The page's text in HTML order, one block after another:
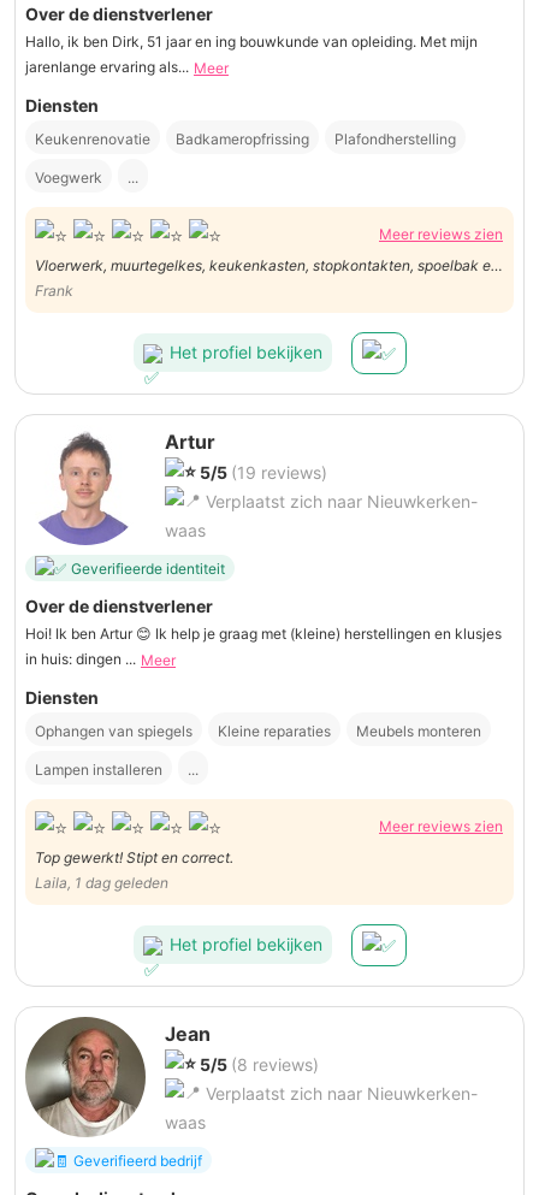
Over de dienstverlener
Hallo, ik ben Dirk, 51 jaar en ing bouwkunde van opleiding. Met mijn
jarenlange ervaring als... Meer
Diensten
Keukenrenovatie Badkameropfrissing Plafondherstelling
Voegwerk ...
Meer reviews zien
Vloerwerk, muurtegelkes, keukenkasten, stopkontakten, spoelbak en
dampkap, water toe- en afvoer en nog wat andere klusjes, geen enkel
probleem voor Dirk. Een complete stielman met oog voor detail en
afwerking. Topwerk geleverd. Zeer tevreden.
Frank
Het profiel bekijken
Artur
5/5 (19 reviews)
Verplaatst zich naar Nieuwkerken-
waas
Geverifieerde identiteit
Over de dienstverlener
Hoi! Ik ben Artur 😊 Ik help je graag met (kleine) herstellingen en klusjes
in huis: dingen ... Meer
Diensten
Ophangen van spiegels Kleine reparaties Meubels monteren
Lampen installeren ...
Meer reviews zien
Top gewerkt! Stipt en correct.
Laila, 1 dag geleden
Het profiel bekijken
Jean
5/5 (8 reviews)
Verplaatst zich naar Nieuwkerken-
waas
Geverifieerd bedrijf